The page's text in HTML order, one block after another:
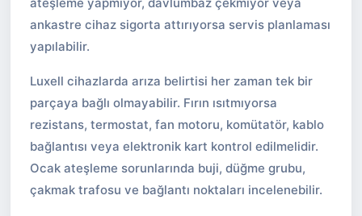
ankastre cihaz sigorta attırıyorsa servis planlaması
yapılabilir.
Luxell cihazlarda arıza belirtisi her zaman tek bir
parçaya bağlı olmayabilir. Fırın ısıtmıyorsa
rezistans, termostat, fan motoru, komütatör, kablo
bağlantısı veya elektronik kart kontrol edilmelidir.
Ocak ateşleme sorunlarında buji, düğme grubu,
çakmak trafosu ve bağlantı noktaları incelenebilir.